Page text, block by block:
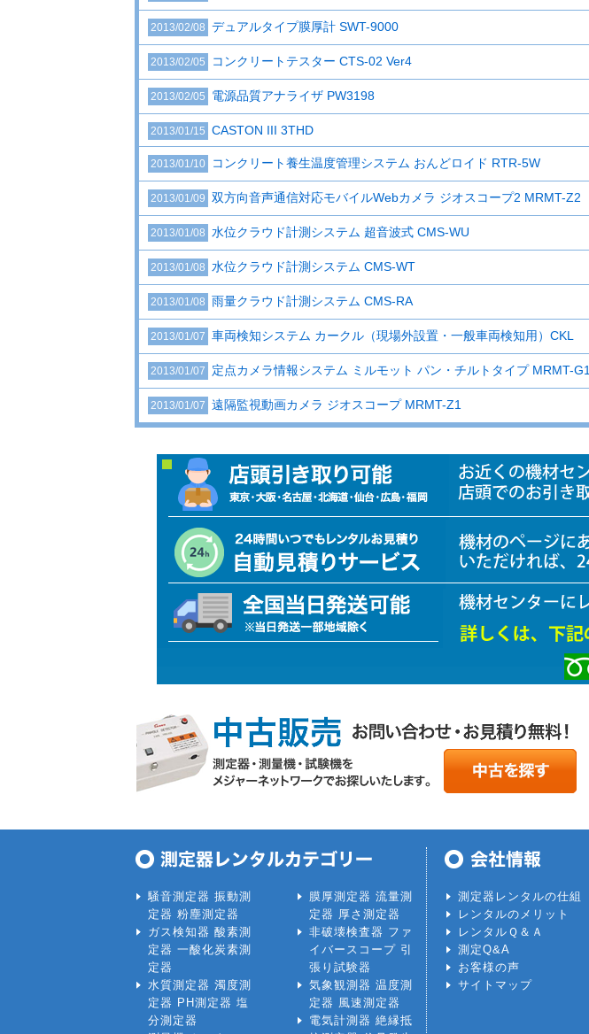
2013/02/08 デュアルタイプ膜厚計 SWT-9000
2013/02/05 コンクリートテスター CTS-02 Ver4
2013/02/05 電源品質アナライザ PW3198
2013/01/15 CASTON III 3THD
2013/01/10 コンクリート養生温度管理システム おんどロイド RTR-5W
2013/01/09 双方向音声通信対応モバイルWebカメラ ジオスコープ2 MRMT-Z2
2013/01/08 水位クラウド計測システム 超音波式 CMS-WU
2013/01/08 水位クラウド計測システム CMS-WT
2013/01/08 雨量クラウド計測システム CMS-RA
2013/01/07 車両検知システム カークル（現場外設置・一般車両検知用）CKL
2013/01/07 定点カメラ情報システム ミルモット パン・チルトタイプ MRMT-G1
2013/01/07 遠隔監視動画カメラ ジオスコープ MRMT-Z1
騒音測定器 振動測
定器 粉塵測定器
ガス検知器 酸素測
定器 一酸化炭素測
定器
水質測定器 濁度測
定器 PH測定器 塩
分測定器
膜厚測定器 流量測
定器 厚さ測定器
非破壊検査器 ファ
イバースコープ 引
張り試験器
気象観測器 温度測
定器 風速測定器
電気計測器 絶縁抵
測定器レンタルの仕組
レンタルのメリット
レンタルＱ＆Ａ
測定Q&A
お客様の声
サイトマップ